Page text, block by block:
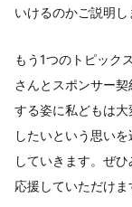
いけるのかご説明し
もう1つのトピック
さんとスポンサー
する姿に私どもは
したいという思い
していきます。ぜ
応援していただけま